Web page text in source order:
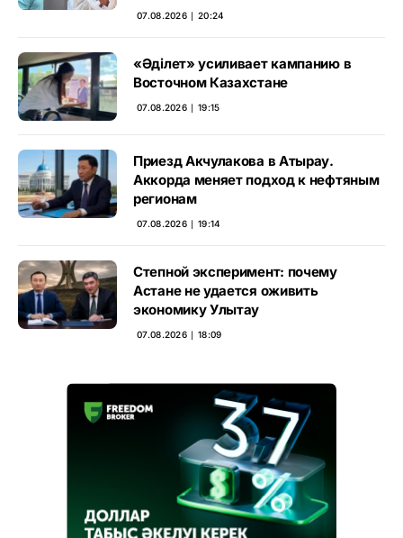
07.08.2026 ∣ 20:24
«Әділет» усиливает кампанию в
Восточном Казахстане
07.08.2026 ∣ 19:15
Приезд Акчулакова в Атырау.
Аккорда меняет подход к нефтяным
регионам
07.08.2026 ∣ 19:14
Степной эксперимент: почему
Астане не удается оживить
экономику Улытау
07.08.2026 ∣ 18:09